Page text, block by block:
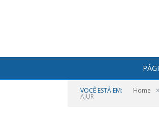
VOCÊ ESTÁ EM: Home »
AJUR